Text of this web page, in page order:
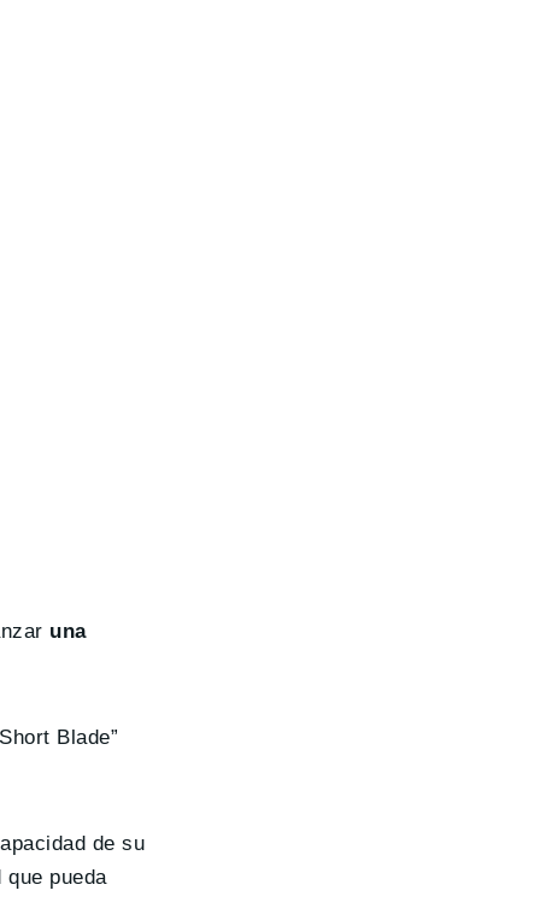
una
Blade”
de su
pueda